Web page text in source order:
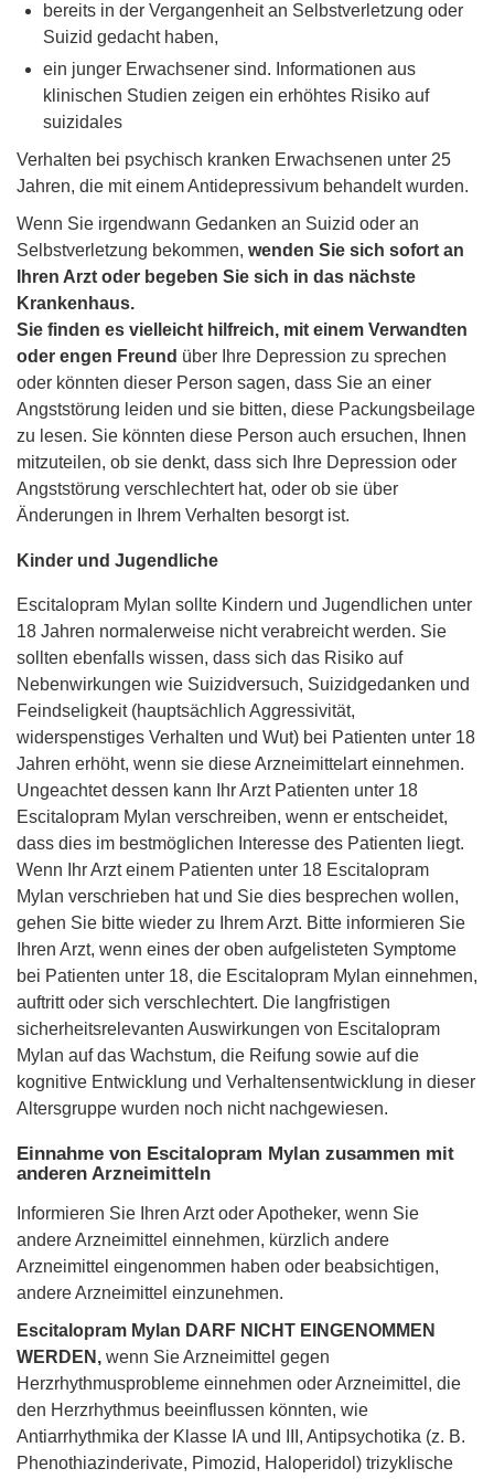
bereits in der Vergangenheit an Selbstverletzung oder
Suizid gedacht haben,
ein junger Erwachsener sind. Informationen aus
klinischen Studien zeigen ein erhöhtes Risiko auf
suizidales
Verhalten bei psychisch kranken Erwachsenen unter 25
Jahren, die mit einem Antidepressivum behandelt wurden.
Wenn Sie irgendwann Gedanken an Suizid oder an
Selbstverletzung bekommen, wenden Sie sich sofort an
Ihren Arzt oder begeben Sie sich in das nächste
Krankenhaus.
Sie finden es vielleicht hilfreich, mit einem Verwandten
oder engen Freund über Ihre Depression zu sprechen
oder könnten dieser Person sagen, dass Sie an einer
Angststörung leiden und sie bitten, diese Packungsbeilage
zu lesen. Sie könnten diese Person auch ersuchen, Ihnen
mitzuteilen, ob sie denkt, dass sich Ihre Depression oder
Angststörung verschlechtert hat, oder ob sie über
Änderungen in Ihrem Verhalten besorgt ist.
Kinder und Jugendliche
Escitalopram Mylan sollte Kindern und Jugendlichen unter
18 Jahren normalerweise nicht verabreicht werden. Sie
sollten ebenfalls wissen, dass sich das Risiko auf
Nebenwirkungen wie Suizidversuch, Suizidgedanken und
Feindseligkeit (hauptsächlich Aggressivität,
widerspenstiges Verhalten und Wut) bei Patienten unter 18
Jahren erhöht, wenn sie diese Arzneimittelart einnehmen.
Ungeachtet dessen kann Ihr Arzt Patienten unter 18
Escitalopram Mylan verschreiben, wenn er entscheidet,
dass dies im bestmöglichen Interesse des Patienten liegt.
Wenn Ihr Arzt einem Patienten unter 18 Escitalopram
Mylan verschrieben hat und Sie dies besprechen wollen,
gehen Sie bitte wieder zu Ihrem Arzt. Bitte informieren Sie
Ihren Arzt, wenn eines der oben aufgelisteten Symptome
bei Patienten unter 18, die Escitalopram Mylan einnehmen,
auftritt oder sich verschlechtert. Die langfristigen
sicherheitsrelevanten Auswirkungen von Escitalopram
Mylan auf das Wachstum, die Reifung sowie auf die
kognitive Entwicklung und Verhaltensentwicklung in dieser
Altersgruppe wurden noch nicht nachgewiesen.
Einnahme von Escitalopram Mylan zusammen mit
anderen Arzneimitteln
Informieren Sie Ihren Arzt oder Apotheker, wenn Sie
andere Arzneimittel einnehmen, kürzlich andere
Arzneimittel eingenommen haben oder beabsichtigen,
andere Arzneimittel einzunehmen.
Escitalopram Mylan DARF NICHT EINGENOMMEN
WERDEN, wenn Sie Arzneimittel gegen
Herzrhythmusprobleme einnehmen oder Arzneimittel, die
den Herzrhythmus beeinflussen könnten, wie
Antiarrhythmika der Klasse IA und III, Antipsychotika (z. B.
Phenothiazinderivate, Pimozid, Haloperidol) trizyklische